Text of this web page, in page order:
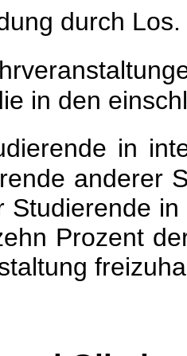
durch Los.
in den
in
anderer
Studierende
Prozent